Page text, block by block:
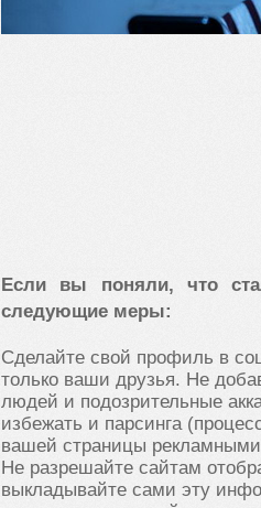
Если вы поняли, что
следующие меры:
Сделайте свой профиль в
только ваши друзья. Не
людей и подозрительные
избежать и парсинга
вашей страницы
Не разрешайте сайтам
выкладывайте сами эту